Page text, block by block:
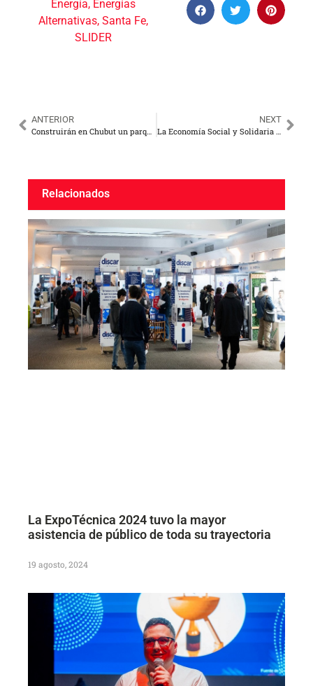
Energía, Energías
Alternativas, Santa Fe,
SLIDER
ANTERIOR
Construirán en Chubut un parque eólico a gran escala que producirá hidrógeno en Cerro Dragón
NEXT
La Economía Social y Solidaria se proyecta hacia los objetivos de desarrollo sostenible
Relacionados
La ExpoTécnica 2024 tuvo la mayor
asistencia de público de toda su trayectoria
19 agosto, 2024